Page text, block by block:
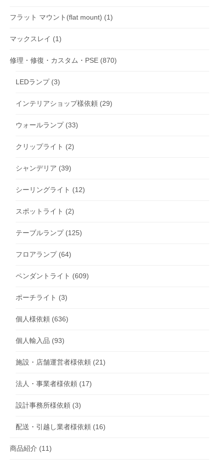
フラット マウント(flat mount) (1)
マックスレイ (1)
修理・修復・カスタム・PSE (870)
LEDランプ(3)
インテリアショップ樣依頼 (29)
ウォールランプ(33)
クリップライト (2)
シャンデリア (39)
シーリングライト (12)
スポットライト (2)
テーブルランプ(125)
フロアランプ(64)
ペンダントライト (609)
ポーチライト (3)
個人様依頼 (636)
個人輸入品 (93)
施設・店舗運営者様依頼 (21)
法人・事業者様依頼 (17)
設計事務所様依頼 (3)
配送・引越し業者様依頼 (16)
商品紹介 (11)